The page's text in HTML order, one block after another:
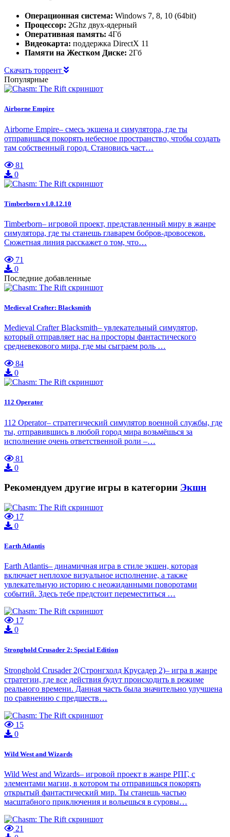
Операционная система: Windows 7, 8, 10 (64bit)
Процессор: 2Ghz двух-ядерный
Оперативная память: 4Гб
Видеокарта: поддержка DirectX 11
Памяти на Жестком Диске: 2Гб
Скачать торрент
Популярные
Airborne Empire
Airborne Empire– смесь экшена и симулятора, где ты
отправишься покорять небесное пространство, чтобы создать
там собственный город. Становись част…
81
0
Timberborn v1.0.12.10
Timberborn– игровой проект, представленный миру в жанре
симулятора, где ты станешь главарем бобров-дровосеков.
Сюжетная линия расскажет о том, что…
71
0
Последние добавленные
Medieval Crafter: Blacksmith
Medieval Crafter Blacksmith– увлекательный симулятор,
который отправляет нас на просторы фантастического
средневекового мира, где мы сыграем роль …
84
0
112 Operator
112 Operator– стратегический симулятор военной службы, где
ты, отправившись в любой город мира возьмёшься за
исполнение очень ответственной роли –…
81
0
Рекомендуем другие игры в категории Экшн
17
0
Earth Atlantis
Earth Atlantis– динамичная игра в стиле экшен, которая
включает неплохое визуальное исполнение, а также
увлекательную историю с неожиданными поворотами
событий. Здесь тебе предстоит переместиться …
17
0
Stronghold Crusader 2: Special Edition
Stronghold Crusader 2(Стронгхолд Крусадер 2)– игра в жанре
стратегии, где все действия будут происходить в режиме
реального времени. Данная часть была значительно улучшена
по сравнению с предшеств…
15
0
Wild West and Wizards
Wild West and Wizards– игровой проект в жанре РПГ, с
элементами магии, в котором ты отправишься покорять
открытый фантастический мир. Ты станешь частью
масштабного приключения и вольешься в суровы…
21